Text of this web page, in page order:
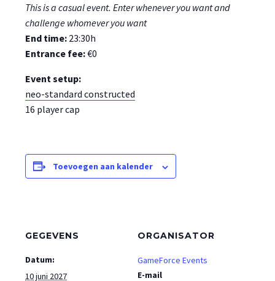
This is a casual event. Enter whenever you want and
challenge whomever you want
End time: 23:30h
Entrance fee:€0
Event setup:
neo-standard constructed
16 player cap
Toevoegen aan kalender
GEGEVENS
Datum:
10 juni 2027
ORGANISATOR
GameForce Events
E-mail